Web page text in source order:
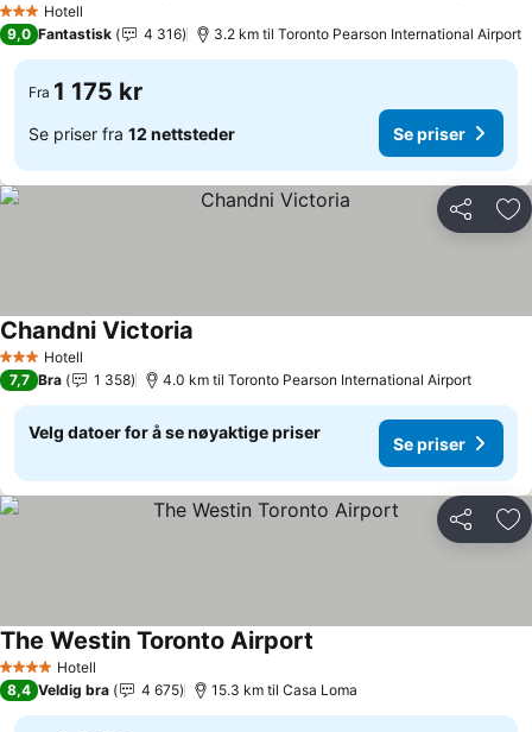
3 StjernerHotell
9,0 Fantastisk 4 316 3.2 km til Toronto Pearson International Airport
Fra 1 175 kr
Se priser fra 12 nettsteder Se priser
Del
3 StjernerHotell
Chandni Victoria
7,7 Bra 1 358 4.0 km til Toronto Pearson International Airport
Velg datoer for å se nøyaktige priser
Se priser
Del
4 StjernerHotell
The Westin Toronto Airport
8,4 Veldig bra 4 675 15.3 km til Casa Loma